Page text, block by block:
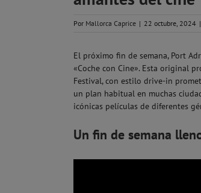
Por Mallorca Caprice | 22 octubre, 2024 |
El próximo fin de semana, Port
«Coche con Cine». Esta original
Festival, con estilo drive-in
un plan habitual en muchas
icónicas películas de diferentes
Un fin de semana